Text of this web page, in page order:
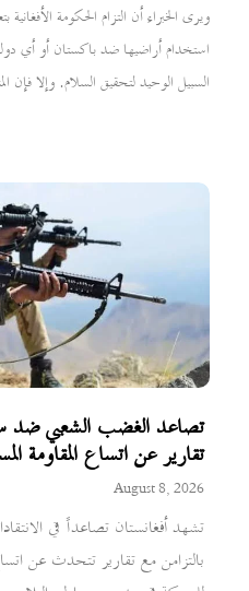
تصاعد الغضب الشعبي ضد
تقارير عن اتساع المقاومة
August 8, 2026
تشهد أفغانستان تصاعداً في
بالتزامن مع تقارير تتحدث عن
ويرى الخبراء أن التزام الحكومة
استخدام أراضيها ضد باكستان أو أي
السبيل الوحيد لتحقيق السلام. وإلا